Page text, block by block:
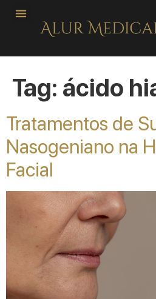
Tag: ácido
Tratamentos de
Nasogeniano na
Facial